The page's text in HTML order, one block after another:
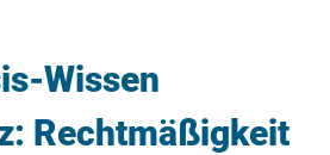
Wissen
Rechtmäßigkeit